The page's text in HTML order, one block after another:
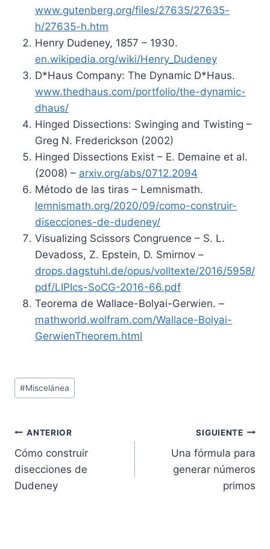
www.gutenberg.org/files/27635/27635-
h/27635-h.htm
Henry Dudeney, 1857 – 1930.
en.wikipedia.org/wiki/Henry_Dudeney
D*Haus Company: The Dynamic D*Haus.
www.thedhaus.com/portfolio/the-dynamic-
dhaus/
Hinged Dissections: Swinging and Twisting –
Greg N. Frederickson (2002)
Hinged Dissections Exist – E. Demaine et al.
(2008) – arxiv.org/abs/0712.2094
Método de las tiras – Lemnismath.
lemnismath.org/2020/09/como-construir-
disecciones-de-dudeney/
Visualizing Scissors Congruence – S. L.
Devadoss, Z. Epstein, D. Smirnov –
drops.dagstuhl.de/opus/volltexte/2016/5958/
pdf/LIPIcs-SoCG-2016-66.pdf
Teorema de Wallace-Bolyai-Gerwien. –
mathworld.wolfram.com/Wallace-Bolyai-
GerwienTheorem.html
Etiquetas
de
entrada:
#Miscelánea
Navegación
de
entradas
ANTERIOR
Cómo construir
disecciones de
Dudeney
SIGUIENTE
Una fórmula para
generar números
primos